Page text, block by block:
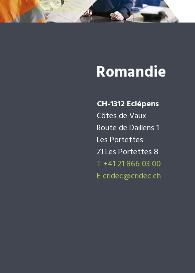
Romandie
CH-1312 Eclépens
Côtes de Vaux
Route de Daillens 1
Les Portettes
ZI Les Portettes 8
T +41 21 866 03 00
Ecridec@cridec.ch